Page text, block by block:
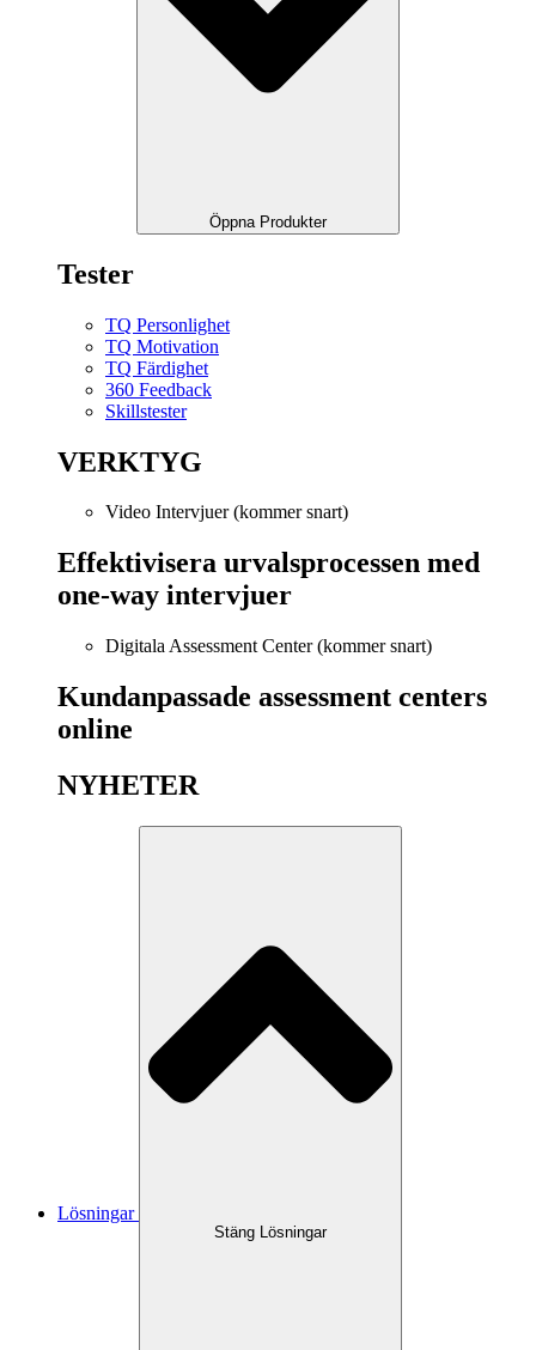
Öppna Produkter
Tester
TQ Personlighet
TQ Motivation
TQ Färdighet
360 Feedback
Skillstester
VERKTYG
Video Intervjuer (kommer snart)
Effektivisera urvalsprocessen med
one-way intervjuer
Digitala Assessment Center (kommer snart)
Kundanpassade assessment centers
online
NYHETER
Lösningar
Stäng Lösningar